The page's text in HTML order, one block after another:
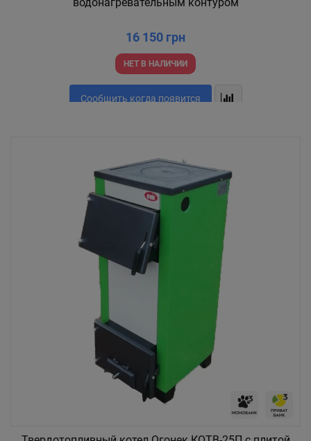
16 150 грн
НЕТ В НАЛИЧИИ
Сообщить когда появится